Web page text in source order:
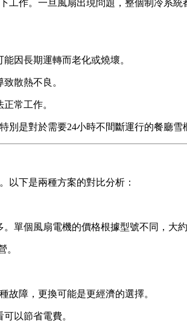
作。一旦風扇出現問題，整個制冷系
因長期運轉而老化或燒壞。
散熱不良。
常工作。
是對於需要24小時不間斷運行的餐廳雪
以下是兩種方案的對比分析：
單個風扇電機的價格根據型號不同，大
。
故障，更換可能是更經濟的選擇。
以節省電費。